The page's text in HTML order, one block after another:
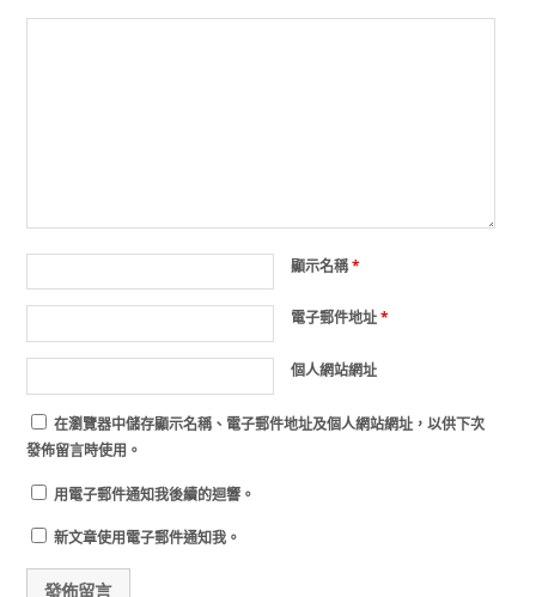
顯示名稱*
電子郵件地址*
個人網站網址
在瀏覽器中儲存顯示名稱、電子郵件地址及個人網站網址，以供下次
發佈留言時使用。
用電子郵件通知我後續的迴響。
新文章使用電子郵件通知我。